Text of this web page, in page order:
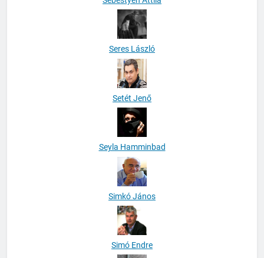
Seres László
Setét Jenő
Seyla Hamminbad
Simkó János
Simó Endre